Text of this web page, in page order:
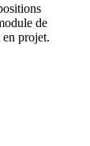
de
en projet.